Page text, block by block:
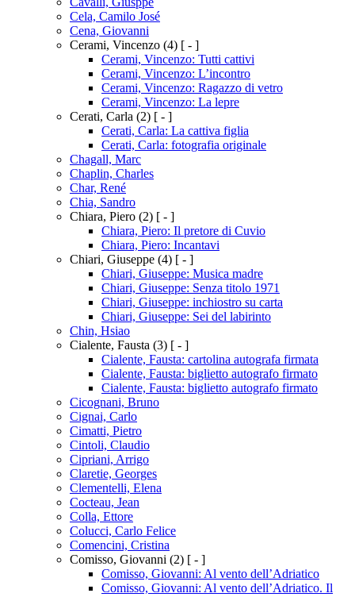
Cela, Camilo José
Cena, Giovanni
Cerami, Vincenzo (4) [ - ]
Cerami, Vincenzo: Tutti cattivi
Cerami, Vincenzo: L’incontro
Cerami, Vincenzo: Ragazzo di vetro
Cerami, Vincenzo: La lepre
Cerati, Carla (2) [ - ]
Cerati, Carla: La cattiva figlia
Cerati, Carla: fotografia originale
Chagall, Marc
Chaplin, Charles
Char, René
Chia, Sandro
Chiara, Piero (2) [ - ]
Chiara, Piero: Il pretore di Cuvio
Chiara, Piero: Incantavi
Chiari, Giuseppe (4) [ - ]
Chiari, Giuseppe: Musica madre
Chiari, Giuseppe: Senza titolo 1971
Chiari, Giuseppe: inchiostro su carta
Chiari, Giuseppe: Sei del labirinto
Chin, Hsiao
Cialente, Fausta (3) [ - ]
Cialente, Fausta: cartolina autografa firmata
Cialente, Fausta: biglietto autografo firmato
Cialente, Fausta: biglietto autografo firmato
Cicognani, Bruno
Cignai, Carlo
Cimatti, Pietro
Cintoli, Claudio
Cipriani, Arrigo
Claretie, Georges
Clementelli, Elena
Cocteau, Jean
Colla, Ettore
Colucci, Carlo Felice
Comencini, Cristina
Comisso, Giovanni (2) [ - ]
Comisso, Giovanni: Al vento dell’Adriatico
Comisso, Giovanni: Al vento dell’Adriatico. Il